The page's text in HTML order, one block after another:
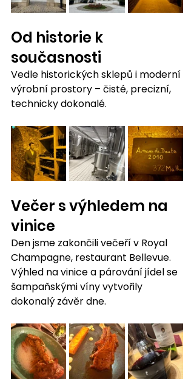
Od historie k
současnosti
Vedle historických sklepů i moderní
výrobní prostory – čisté, precizní,
technicky dokonalé.
Večer s výhledem na
vinice
Den jsme zakončili večeří v Royal
Champagne, restaurant Bellevue.
Výhled na vinice a párování jídel se
šampaňskými víny vytvořily
dokonalý závěr dne.